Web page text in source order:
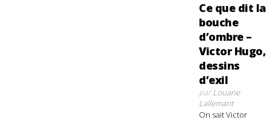
Ce que dit la
bouche
d’ombre –
Victor Hugo,
dessins
d’exil
parLouane
Lallemant
On sait Victor